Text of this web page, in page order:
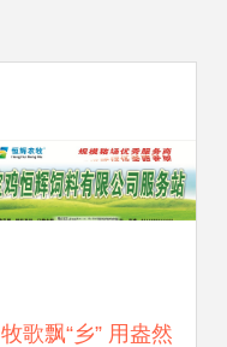
牧歌飘“乡” 用盎然